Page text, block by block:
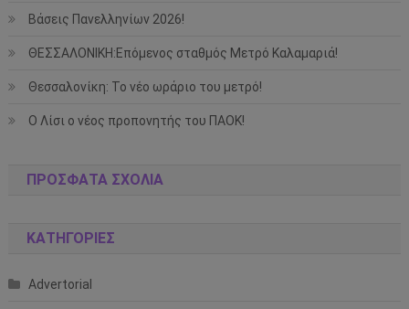
Βάσεις Πανελληνίων 2026!
ΘΕΣΣΑΛΟΝΙΚΗ:Επόμενος σταθμός Μετρό Καλαμαριά!
Θεσσαλονίκη: Το νέο ωράριο του μετρό!
Ο Λίσι ο νέος προπονητής του ΠΑΟΚ!
ΠΡΌΣΦΑΤΑ ΣΧΌΛΙΑ
KΑΤΗΓΟΡΊΕΣ
Advertorial